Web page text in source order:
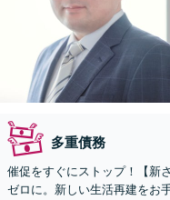
多重債務
催促をすぐにストップ！【新
ゼロに。新しい生活再建をお